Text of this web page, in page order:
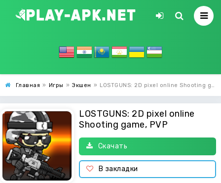
Главная » Игры » Экшен » LOSTGUNS: 2D pixel online Shooting game, PVP
LOSTGUNS: 2D pixel online
Shooting game, PVP
Скачать
В закладки